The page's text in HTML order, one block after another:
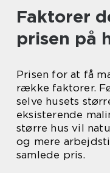
Faktorer
prisen på
Prisen for at få
række faktorer.
selve husets
eksisterende
større hus vil
og mere
samlede pris.